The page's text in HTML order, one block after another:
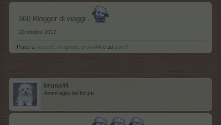
360 Blogger di viaggi .
20 ottobre 2017
Piace a macchè kingmob bruna44 e ad altri 3
bruna44
Ammiraglio del forum